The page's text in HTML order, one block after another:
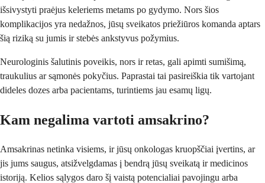
išsivystyti praėjus keleriems metams po gydymo. Nors šios
komplikacijos yra nedažnos, jūsų sveikatos priežiūros komanda aptars
šią riziką su jumis ir stebės ankstyvus požymius.
Neurologinis šalutinis poveikis, nors ir retas, gali apimti sumišimą,
traukulius ar sąmonės pokyčius. Paprastai tai pasireiškia tik vartojant
dideles dozes arba pacientams, turintiems jau esamų ligų.
Kam negalima vartoti amsakrino?
Amsakrinas netinka visiems, ir jūsų onkologas kruopščiai įvertins, ar
jis jums saugus, atsižvelgdamas į bendrą jūsų sveikatą ir medicinos
istoriją. Kelios sąlygos daro šį vaistą potencialiai pavojingu arba